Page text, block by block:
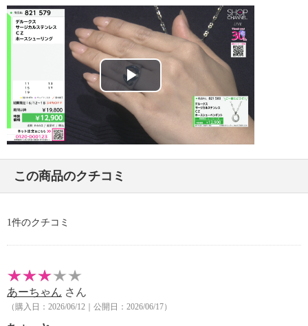
Play
Video
この商品のクチコミ
1件のクチコミ
あーちゃん さん
（購入日：2026/06/12｜公開日：2026/06/17）